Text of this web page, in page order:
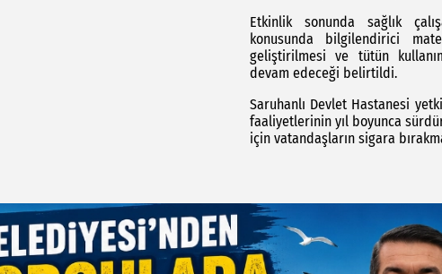
Etkinlik sonunda sağlık
konusunda bilgilendirici
geliştirilmesi ve tütün
devam edeceği belirtildi.
Saruhanlı Devlet Hastanesi
faaliyetlerinin yıl boyunca
için vatandaşların sigara